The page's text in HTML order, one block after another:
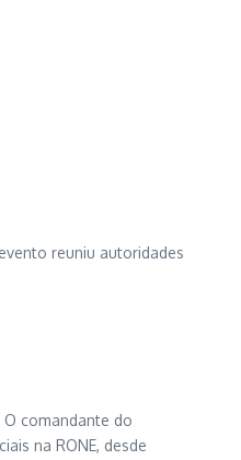
reuniu autoridades
comandante do
na RONE, desde